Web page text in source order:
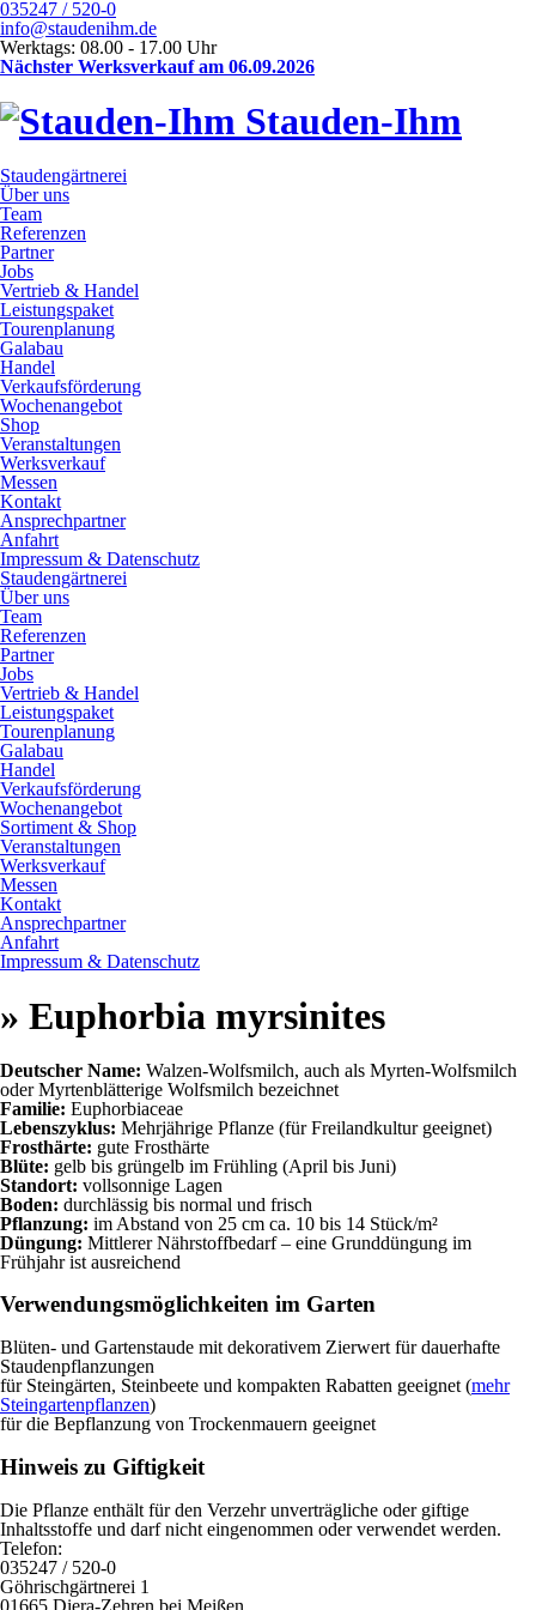
035247 / 520-0
info@staudenihm.de
Werktags: 08.00 - 17.00 Uhr
Nächster Werksverkauf am 06.09.2026
Stauden-Ihm
Staudengärtnerei
Über uns
Team
Referenzen
Partner
Jobs
Vertrieb & Handel
Leistungspaket
Tourenplanung
Galabau
Handel
Verkaufsförderung
Wochenangebot
Shop
Veranstaltungen
Werksverkauf
Messen
Kontakt
Ansprechpartner
Anfahrt
Impressum & Datenschutz
Staudengärtnerei
Über uns
Team
Referenzen
Partner
Jobs
Vertrieb & Handel
Leistungspaket
Tourenplanung
Galabau
Handel
Verkaufsförderung
Wochenangebot
Sortiment & Shop
Veranstaltungen
Werksverkauf
Messen
Kontakt
Ansprechpartner
Anfahrt
Impressum & Datenschutz
» Euphorbia myrsinites
Deutscher Name: Walzen-Wolfsmilch, auch als Myrten-Wolfsmilch
oder Myrtenblätterige Wolfsmilch bezeichnet
Familie: Euphorbiaceae
Lebenszyklus: Mehrjährige Pflanze (für Freilandkultur geeignet)
Frosthärte: gute Frosthärte
Blüte: gelb bis grüngelb im Frühling (April bis Juni)
Standort: vollsonnige Lagen
Boden: durchlässig bis normal und frisch
Pflanzung: im Abstand von 25 cm ca. 10 bis 14 Stück/m²
Düngung: Mittlerer Nährstoffbedarf – eine Grunddüngung im
Frühjahr ist ausreichend
Verwendungsmöglichkeiten im Garten
Blüten- und Gartenstaude mit dekorativem Zierwert für dauerhafte
Staudenpflanzungen
für Steingärten, Steinbeete und kompakten Rabatten geeignet (mehr
Steingartenpflanzen)
für die Bepflanzung von Trockenmauern geeignet
Hinweis zu Giftigkeit
Die Pflanze enthält für den Verzehr unverträgliche oder giftige
Inhaltsstoffe und darf nicht eingenommen oder verwendet werden.
Telefon:
035247 / 520-0
Göhrischgärtnerei 1
01665 Diera-Zehren bei Meißen